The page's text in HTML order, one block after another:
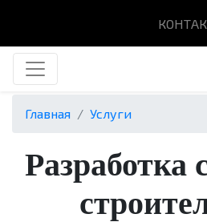
Главная Услуги
Разработка